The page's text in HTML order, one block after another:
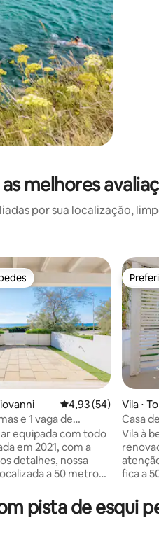
melhores
por sua localização,
4,93 de uma
4,93 (54)
e 1 vaga de
equipada com todo
em 2021, com a
detalhes, nossa
a 50 metros
conveniente
de 30
Vila ⋅
Casa
para
Vila à
fica a
uma
pista de esqui